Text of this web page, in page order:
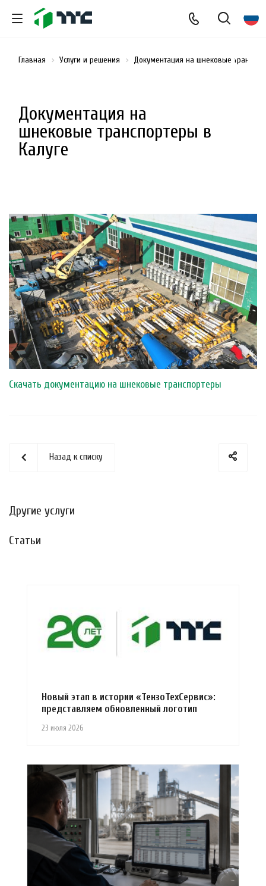
Документация на
шнековые транспортеры в
Калуге
Главная Услуги и решения Документация на шнековые
Скачать документацию на шнековые транспортеры
Назад к списку
Другие услуги
Статьи
23 июля 2026
Новый этап в истории «ТензоТехСервис»:
представляем обновленный логотип